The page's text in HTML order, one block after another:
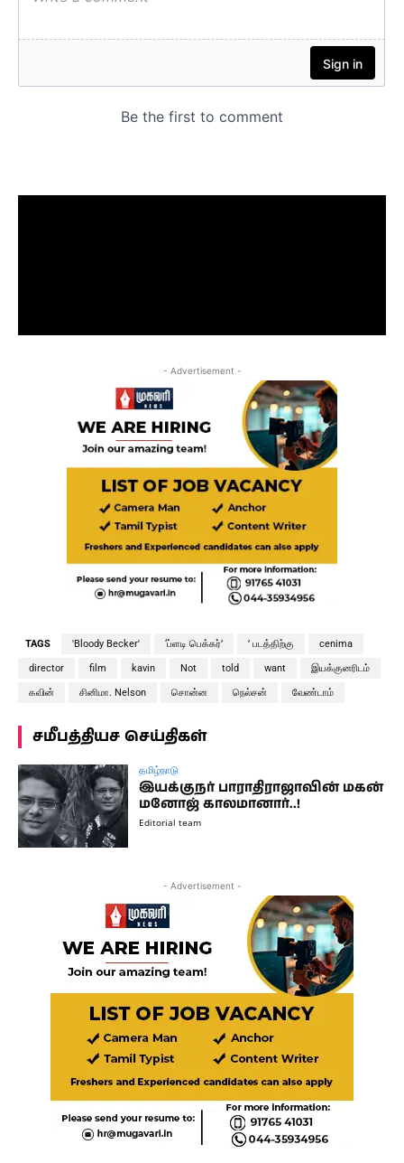
- Advertisement -
TAGS 'Bloody Becker' ‘ப்ளடி பெக்கர்’ ’ படத்திற்கு cenima
director film kavin Not told want இயக்குனரிடம்
கவின் சினிமா. Nelson சொன்ன நெல்சன் வேண்டாம்
சமீபத்தியச செய்திகள்
தமிழ்நாடு
இயக்குநர் பாராதிராஜாவின் மகன்
மனோஜ் காலமானார்..!
Editorial team
- Advertisement -